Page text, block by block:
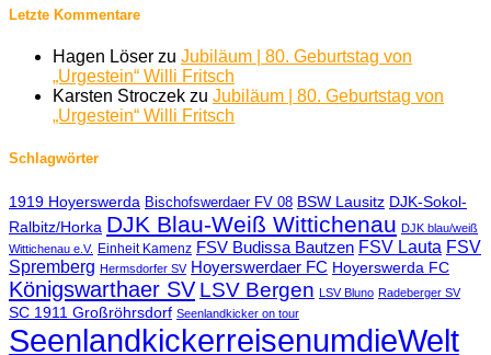
Letzte Kommentare
Hagen Löser zu Jubiläum | 80. Geburtstag von
„Urgestein“ Willi Fritsch
Karsten Stroczek zu Jubiläum | 80. Geburtstag von
„Urgestein“ Willi Fritsch
Schlagwörter
1919 Hoyerswerda Bischofswerdaer FV 08 BSW Lausitz DJK-Sokol-
Ralbitz/Horka DJK Blau-Weiß Wittichenau DJK blau/weiß
Wittichenau e.V. Einheit Kamenz FSV Budissa Bautzen FSV Lauta FSV
Spremberg Hermsdorfer SV Hoyerswerdaer FC Hoyerswerda FC
Königswarthaer SV LSV Bergen LSV Bluno Radeberger SV
SC 1911 Großröhrsdorf Seenlandkicker on tour
SeenlandkickerreisenumdieWelt